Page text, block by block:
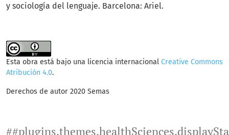
y sociología del lenguaje. Barcelona: Ariel.
Esta obra está bajo una licencia internacional Creative Commons
Atribución 4.0.
Derechos de autor 2020 Semas